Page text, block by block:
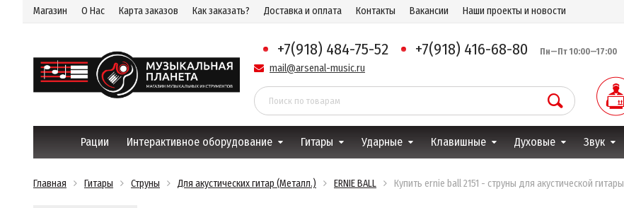
Магазин О Нас Карта заказов Как заказать? Доставка и оплата Контакты Вакансии Наши проекты и новости
+7(918) 484-75-52 +7(918) 416-68-80 Пн—Пт 10:00—17:00
mail@arsenal-music.ru
Рации Интерактивное оборудование Гитары Ударные Клавишные Духовые Звук
Главная Гитары Струны Для акустических гитар (Металл.) ERNIE BALL Купить ernie ball 2151 - струны для акустической гитары